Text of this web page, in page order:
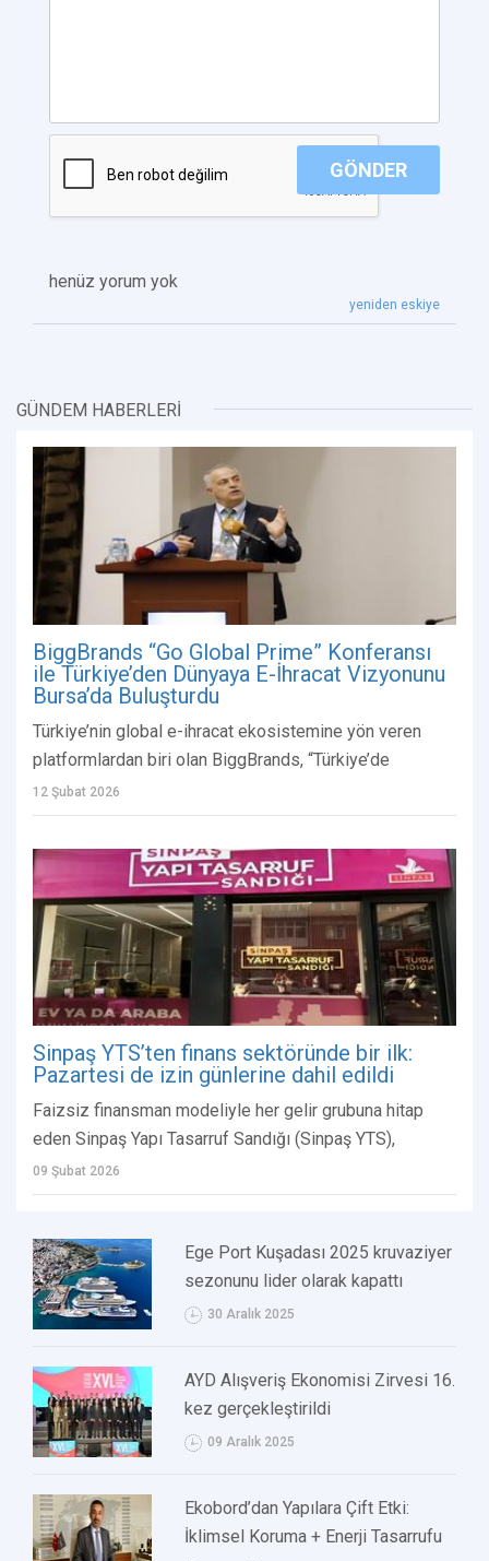
GÖNDER
henüz yorum yok
yeniden eskiye
GÜNDEM HABERLERİ
BiggBrands “Go Global Prime” Konferansı
ile Türkiye’den Dünyaya E-İhracat Vizyonunu
Bursa’da Buluşturdu
Türkiye’nin global e-ihracat ekosistemine yön veren
platformlardan biri olan BiggBrands, “Türkiye’de
12 Şubat 2026
Sinpaş YTS’ten finans sektöründe bir ilk:
Pazartesi de izin günlerine dahil edildi
Faizsiz finansman modeliyle her gelir grubuna hitap
eden Sinpaş Yapı Tasarruf Sandığı (Sinpaş YTS),
09 Şubat 2026
Ege Port Kuşadası 2025 kruvaziyer
sezonunu lider olarak kapattı
30 Aralık 2025
AYD Alışveriş Ekonomisi Zirvesi 16.
kez gerçekleştirildi
09 Aralık 2025
Ekobord’dan Yapılara Çift Etki:
İklimsel Koruma + Enerji Tasarrufu